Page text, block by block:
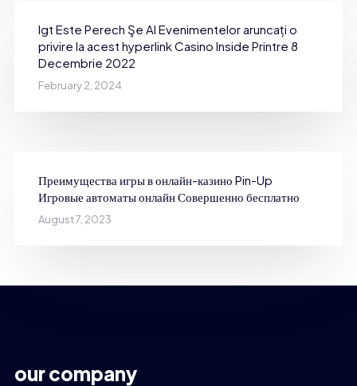
Igt Este Perech Şe Al Evenimentelor aruncați o
privire la acest hyperlink Casino Inside Printre 8
Decembrie 2022
February 2, 2024
Преимущества игры в онлайн-казино Pin-Up
Игровые автоматы онлайн Совершенно бесплатно
August 7, 2023
our company